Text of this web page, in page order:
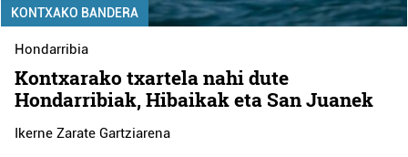
KONTXAKO BANDERA
Hondarribia
Kontxarako txartela nahi dute
Hondarribiak, Hibaikak eta San Juanek
Ikerne Zarate Gartziarena